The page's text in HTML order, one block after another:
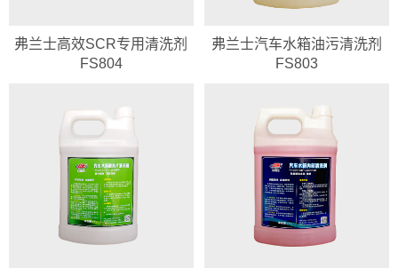
弗兰士高效SCR专用清洗剂
FS804
弗兰士汽车水箱油污清洗剂
FS803